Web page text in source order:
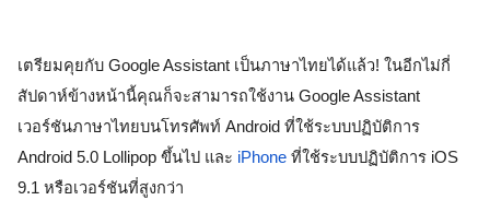
เตรียมคุยกับ Google Assistant เป็นภาษาไทยได้แล้ว! ในอีกไม่กี่
สัปดาห์ข้างหน้านี้คุณก็จะสามารถใช้งาน Google Assistant
เวอร์ชันภาษาไทยบนโทรศัพท์ Android ที่ใช้ระบบปฏิบัติการ
Android 5.0 Lollipop ขึ้นไป และ iPhone ที่ใช้ระบบปฏิบัติการ iOS
9.1 หรือเวอร์ชันที่สูงกว่า